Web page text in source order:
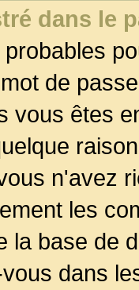
dans le
de
vous êtes
n'avez
les
la base de
dans